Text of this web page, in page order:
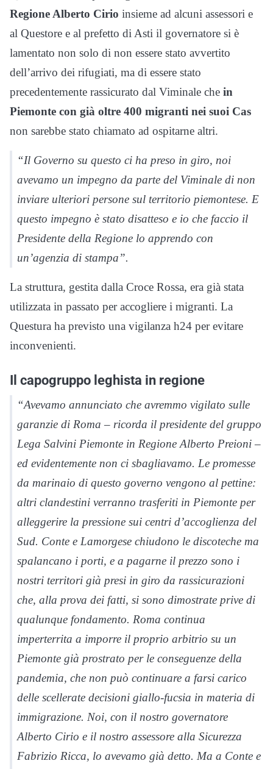
Regione Alberto Cirio insieme ad alcuni assessori e
al Questore e al prefetto di Asti il governatore si è
lamentato non solo di non essere stato avvertito
dell’arrivo dei rifugiati, ma di essere stato
precedentemente rassicurato dal Viminale che in
Piemonte con già oltre 400 migranti nei suoi Cas
non sarebbe stato chiamato ad ospitarne altri.
“Il Governo su questo ci ha preso in giro, noi
avevamo un impegno da parte del Viminale di non
inviare ulteriori persone sul territorio piemontese. E
questo impegno è stato disatteso e io che faccio il
Presidente della Regione lo apprendo con
un’agenzia di stampa”.
La struttura, gestita dalla Croce Rossa, era già stata
utilizzata in passato per accogliere i migranti. La
Questura ha previsto una vigilanza h24 per evitare
inconvenienti.
Il capogruppo leghista in regione
“Avevamo annunciato che avremmo vigilato sulle
garanzie di Roma – ricorda il presidente del gruppo
Lega Salvini Piemonte in Regione Alberto Preioni –
ed evidentemente non ci sbagliavamo. Le promesse
da marinaio di questo governo vengono al pettine:
altri clandestini verranno trasferiti in Piemonte per
alleggerire la pressione sui centri d’accoglienza del
Sud. Conte e Lamorgese chiudono le discoteche ma
spalancano i porti, e a pagarne il prezzo sono i
nostri territori già presi in giro da rassicurazioni
che, alla prova dei fatti, si sono dimostrate prive di
qualunque fondamento. Roma continua
imperterrita a imporre il proprio arbitrio su un
Piemonte già prostrato per le conseguenze della
pandemia, che non può continuare a farsi carico
delle scellerate decisioni giallo-fucsia in materia di
immigrazione. Noi, con il nostro governatore
Alberto Cirio e il nostro assessore alla Sicurezza
Fabrizio Ricca, lo avevamo già detto. Ma a Conte e